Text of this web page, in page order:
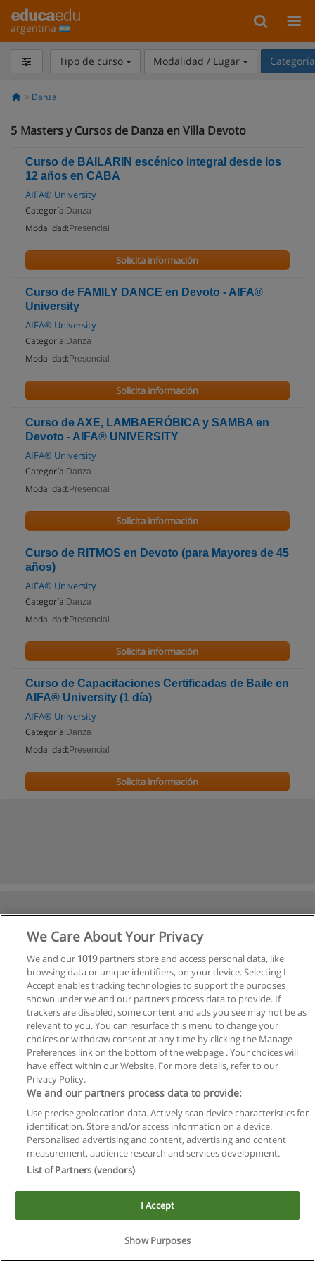
argentina
Tipo de curso Modalidad / Lugar
Danza
5 Masters y Cursos de Danza en Villa Devoto
Curso de BAILARIN escénico integral desde los
12 años en CABA
AIFA® University
Categoría: Danza
Modalidad: Presencial
Solicita información
Curso de FAMILY DANCE en Devoto - AIFA®
University
AIFA® University
Categoría: Danza
Modalidad: Presencial
Solicita información
Curso de AXE, LAMBAERÓBICA y SAMBA en
Devoto - AIFA® UNIVERSITY
AIFA® University
Categoría: Danza
Modalidad: Presencial
Solicita información
Curso de RITMOS en Devoto (para Mayores de 45
años)
AIFA® University
Categoría: Danza
Modalidad: Presencial
Solicita información
Curso de Capacitaciones Certificadas de Baile en
AIFA® University (1 día)
AIFA® University
Categoría: Danza
Modalidad: Presencial
Solicita información
Reglas de uso
Privacidad de datos
Contactar con Educaedu
Copyright © Educaedu Business S.L. - CIF : B-95610580: -
www.educaedu.com.ar
We Care About Your Privacy
We and our 1019partners store and access personal data, like
browsing data or unique identifiers, on your device. Selecting I
Accept enables tracking technologies to support the purposes
shown under we and our partners process data to provide. If
trackers are disabled, some content and ads you see may not be as
relevant to you. You can resurface this menu to change your
choices or withdraw consent at any time by clicking the Manage
Preferences link on the bottom of the webpage . Your choices will
have effect within our Website. For more details, refer to our
Privacy Policy.
We and our partners process data to provide:
Use precise geolocation data. Actively scan device characteristics for
identification. Store and/or access information on a device.
Personalised advertising and content, advertising and content
measurement, audience research and services development.
List of Partners (vendors)
I Accept
Show Purposes